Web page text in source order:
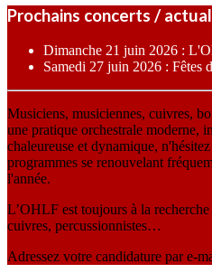
Prochains concerts /
Dimanche 21 juin 2026 :
Samedi 27 juin 2026 : Fêtes
Musiciens, musiciennes, cuivres,
une pratique orchestrale moderne,
chaleureuse et dynamique,
programmes se renouvelant
l'année.
L’OHLF est toujours à la
cuivres, percussionnistes…
Adressez votre candidature par e-